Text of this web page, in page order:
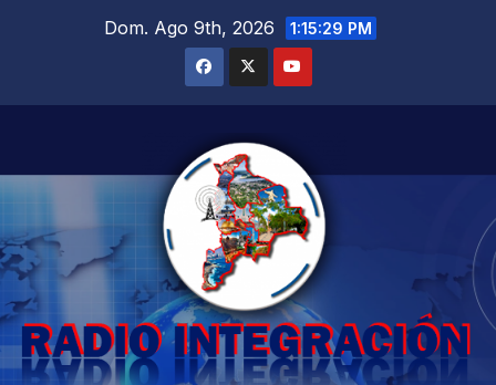
Dom. Ago 9th, 2026 1:15:30 PM